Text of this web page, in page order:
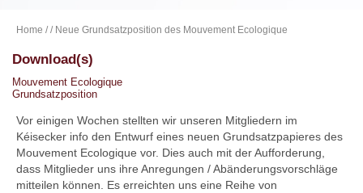
Home // Neue Grundsatzposition des Mouvement Ecologique
Download(s)
Mouvement Ecologique
Grundsatzposition
Vor einigen Wochen stellten wir unseren Mitgliedern im
Kéisecker info den Entwurf eines neuen Grundsatzpapieres des
Mouvement Ecologique vor. Dies auch mit der Aufforderung,
dass Mitglieder uns ihre Anregungen / Abänderungsvorschläge
mitteilen können. Es erreichten uns eine Reihe von